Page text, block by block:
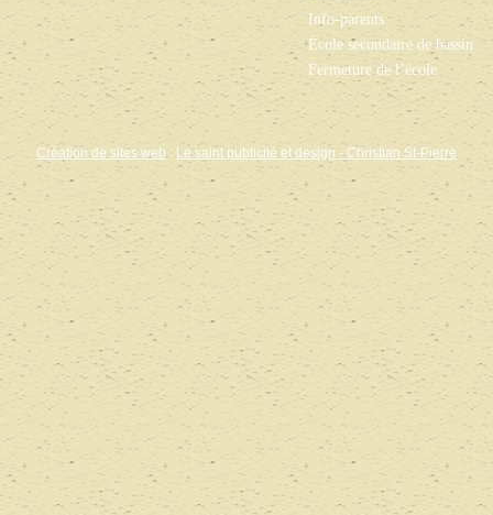
Info-parents
École secondaire de bassin
Fermeture de l’école
Création de sites web: Le saint publicité et design - Christian St-Pierre